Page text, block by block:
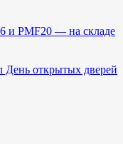
и PMF20 — на складе
День открытых дверей